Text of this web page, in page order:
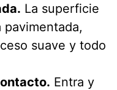
La superficie
suave y todo
Entra y